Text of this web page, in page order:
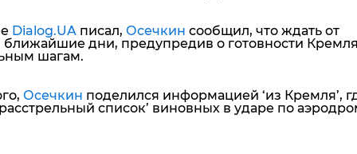
Dialog.UAписал, Осечкин сообщил, что ждать от
ближайшие дни, предупредив о готовности
шагам.
Осечкин поделился информацией ‘из Кремля’,
список’ виновных в ударе по